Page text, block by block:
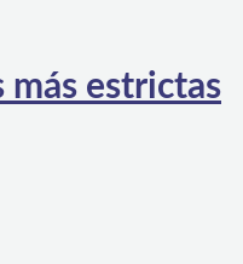
más estrictas